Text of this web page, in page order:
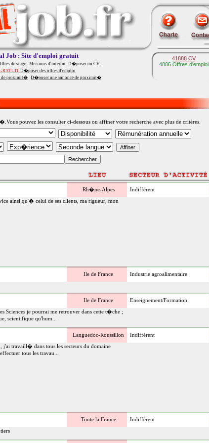
Job : Site d'emploi gratuit
de stage Missions d'interim D�poser un CV
D�poser des offres d'emploi
de proximit� D�poser une annonce de proximit�
41888 CV
4806 Offres d'emploi
pouvez les consulter ci-dessous ou affiner votre recherche avec plus de critères.
Rh�ne-Alpes Indifférent
ainsi qu'� celui de ses clients, ma rigueur, mon
Ile de France
Industrie agroalimentaire
Ile de France Enseignement/Formation
Sciences je pourrai me retrouver dans cette t�che ;
scientifique qu'hum...
Languedoc-Roussillon Indifférent
travaill� dans tous les secteurs du domaine
tous les travau...
Toute la France Indifférent